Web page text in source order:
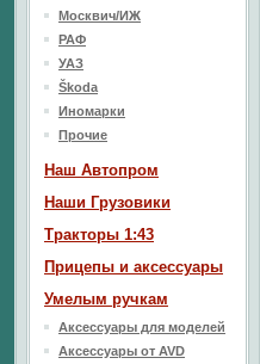
Москвич/ИЖ
РАФ
УАЗ
Škoda
Иномарки
Прочие
Наш Aвтопром
Наши Грузовики
Тракторы 1:43
Прицепы и аксессуары
Умелым ручкам
Аксессуары для моделей
Аксессуары от AVD